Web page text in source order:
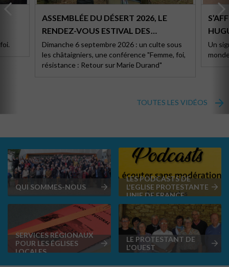
ASSEMBLÉE DU DÉSERT 2026, LE
RENDEZ-VOUS ESTIVAL DES
PROTESTANTS
Dimanche 6 septembre 2026 : un culte sous
les châtaigniers, une conférence "Femme, foi,
résistance : Retour sur Marie Durand"
Un
TOUTES LES VIDÉOS
QUI SOMMES-NOUS
LES PODCASTS DE
L'EGLISE PROTESTANTE
UNIE DE FRANCE
SERVICES RÉGIONAUX
POUR LES ÉGLISES
LOCALES
LE PROTESTANT DE
L'OUEST